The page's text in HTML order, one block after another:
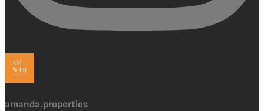
amanda.properties